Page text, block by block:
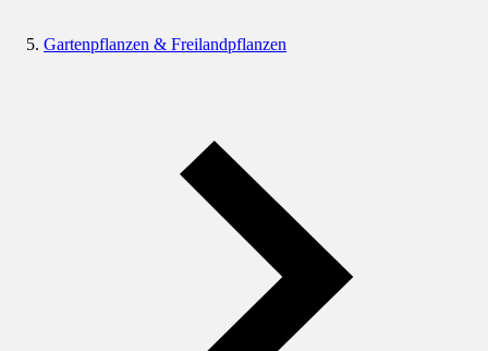
Gartenpflanzen & Freilandpflanzen